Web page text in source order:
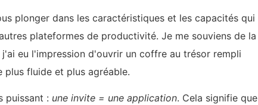
plonger dans les caractéristiques et les capacités qui
plateformes de productivité. Je me souviens de la
eu l'impression d'ouvrir un coffre au trésor rempli
fluide et plus agréable.
puissant : une invite = une application. Cela signifie que